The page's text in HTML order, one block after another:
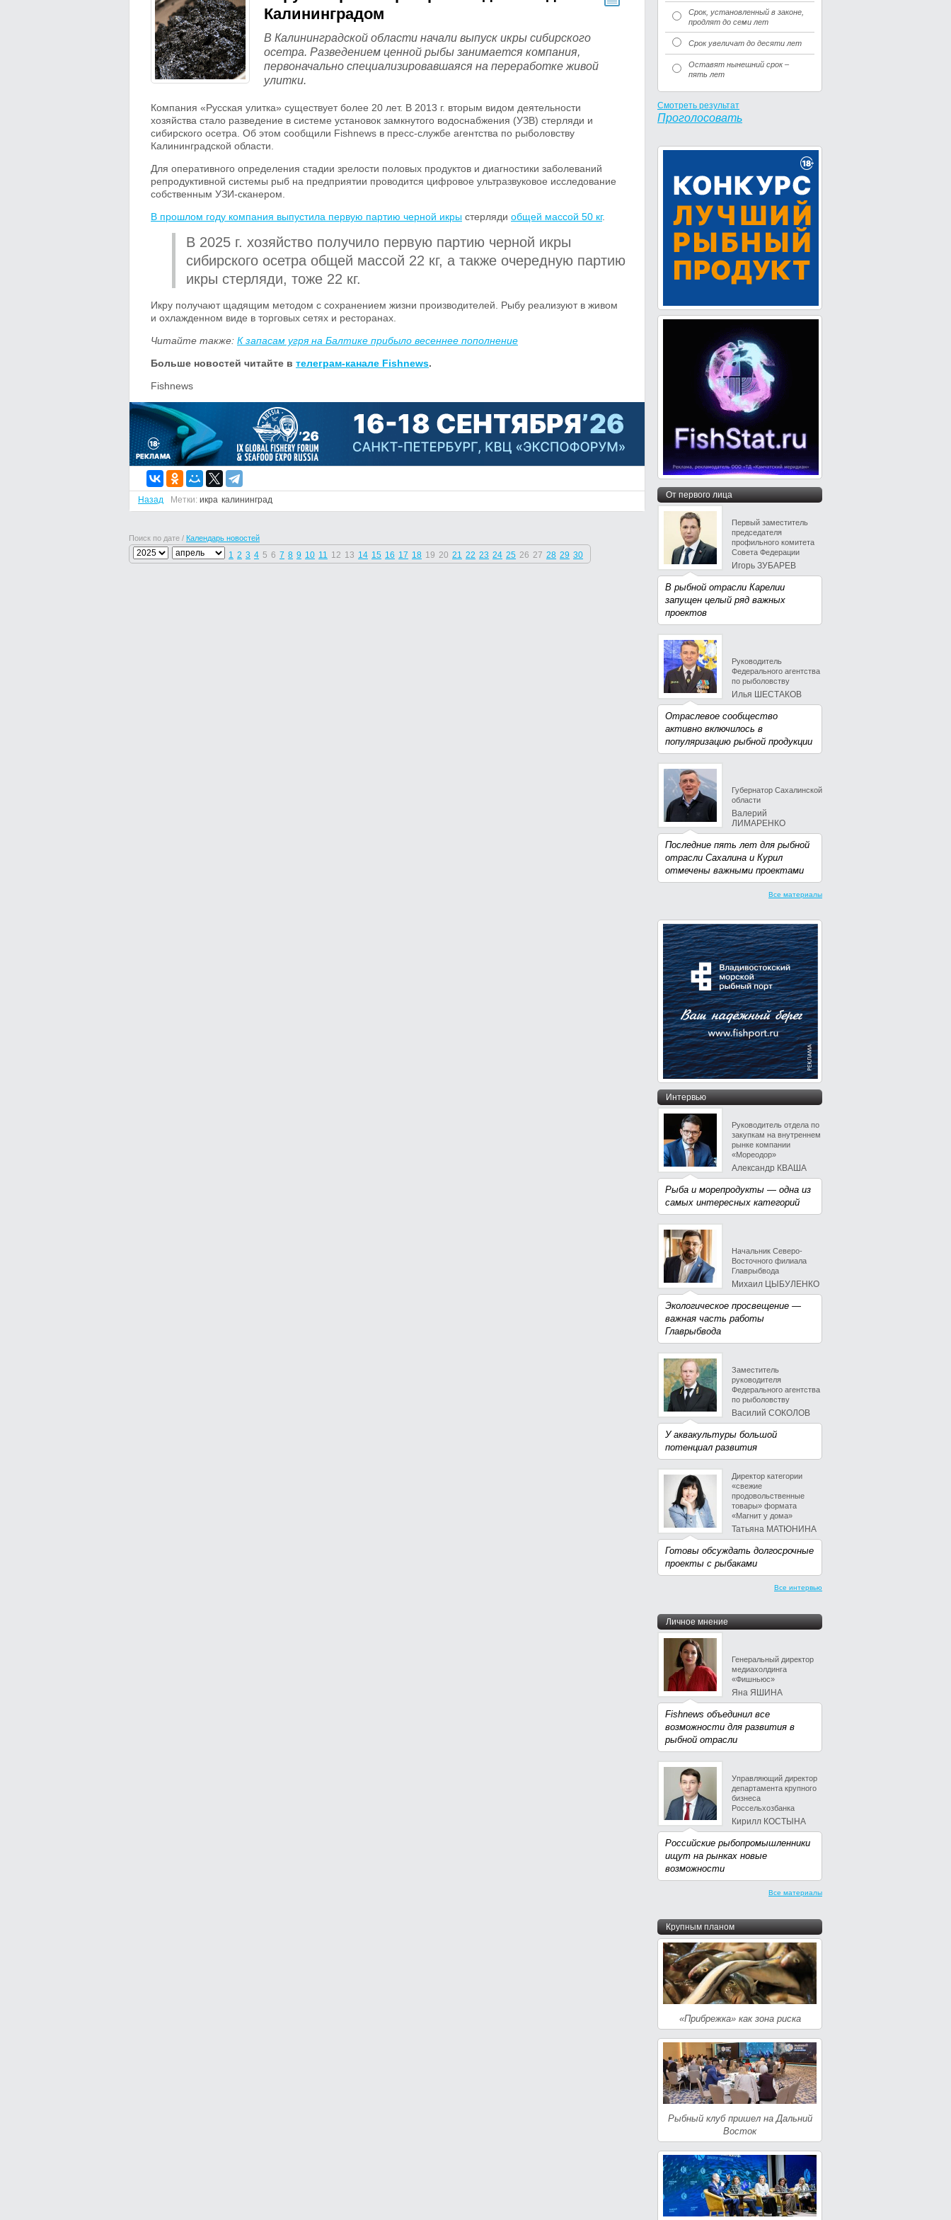
Калининградом
В Калининградской области начали выпуск икры сибирского
осетра. Разведением ценной рыбы занимается компания,
первоначально специализировавшаяся на переработке живой
улитки.
Компания «Русская улитка» существует более 20 лет. В 2013 г. вторым видом деятельности
хозяйства стало разведение в системе установок замкнутого водоснабжения (УЗВ) стерляди и
сибирского осетра. Об этом сообщили Fishnews в пресс-службе агентства по рыболовству
Калининградской области.
Для оперативного определения стадии зрелости половых продуктов и диагностики заболеваний
репродуктивной системы рыб на предприятии проводится цифровое ультразвуковое исследование
собственным УЗИ-сканером.
В прошлом году компания выпустила первую партию черной икры стерляди общей массой 50 кг.
В 2025 г. хозяйство получило первую партию черной икры
сибирского осетра общей массой 22 кг, а также очередную партию
икры стерляди, тоже 22 кг.
Икру получают щадящим методом с сохранением жизни производителей. Рыбу реализуют в живом
и охлажденном виде в торговых сетях и ресторанах.
Читайте также: К запасам угря на Балтике прибыло весеннее пополнение
Больше новостей читайте в телеграм-канале Fishnews.
Fishnews
Назад Метки: икра калининград
Поиск по дате / Календарь новостей
1 2 3 4 5 6 7 8 9 10 11 12 13 14 15 16 17 18 19 20 21 22 23 24 25 26 27 28 29 30
Срок, установленный в законе,
продлят до семи лет
Срок увеличат до десяти лет
Оставят нынешний срок –
пять лет
Смотреть результат
Проголосовать
От первого лица
Первый заместитель
председателя
профильного комитета
Совета Федерации
Игорь ЗУБАРЕВ
В рыбной отрасли Карелии
запущен целый ряд важных
проектов
Руководитель
Федерального агентства
по рыболовству
Илья ШЕСТАКОВ
Отраслевое сообщество
активно включилось в
популяризацию рыбной продукции
Губернатор Сахалинской
области
Валерий
ЛИМАРЕНКО
Последние пять лет для рыбной
отрасли Сахалина и Курил
отмечены важными проектами
Все материалы
Интервью
Руководитель отдела по
закупкам на внутреннем
рынке компании
«Мореодор»
Александр КВАША
Рыба и морепродукты — одна из
самых интересных категорий
Начальник Северо-
Восточного филиала
Главрыбвода
Михаил ЦЫБУЛЕНКО
Экологическое просвещение —
важная часть работы
Главрыбвода
Заместитель
руководителя
Федерального агентства
по рыболовству
Василий СОКОЛОВ
У аквакультуры большой
потенциал развития
Директор категории
«свежие
продовольственные
товары» формата
«Магнит у дома»
Татьяна МАТЮНИНА
Готовы обсуждать долгосрочные
проекты с рыбаками
Все интервью
Личное мнение
Генеральный директор
медиахолдинга
«Фишньюс»
Яна ЯШИНА
Fishnews объединил все
возможности для развития в
рыбной отрасли
Управляющий директор
департамента крупного
бизнеса
Россельхозбанка
Кирилл КОСТЫНА
Российские рыбопромышленники
ищут на рынках новые
возможности
Все материалы
Крупным планом
«Прибрежка» как зона риска
Рыбный клуб пришел на Дальний
Восток